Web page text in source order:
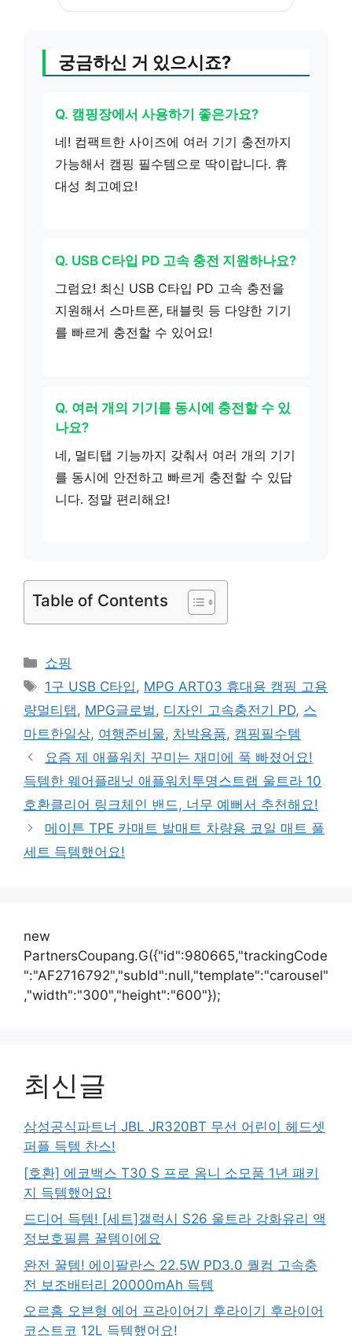
궁금하신 거 있으시죠?
Q. 캠핑장에서 사용하기 좋은가요?
네! 컴팩트한 사이즈에 여러 기기 충전까지
가능해서 캠핑 필수템으로 딱이랍니다. 휴
대성 최고예요!
Q. USB C타입 PD 고속 충전 지원하나요?
그럼요! 최신 USB C타입 PD 고속 충전을
지원해서 스마트폰, 태블릿 등 다양한 기기
를 빠르게 충전할 수 있어요!
Q. 여러 개의 기기를 동시에 충전할 수 있
나요?
네, 멀티탭 기능까지 갖춰서 여러 개의 기기
를 동시에 안전하고 빠르게 충전할 수 있답
니다. 정말 편리해요!
Table of Contents
카
테
리
쇼핑
태
그
1구 USB C타입, MPG ART03 휴대용 캠핑 고용
량멀티탭, MPG글로벌, 디자인 고속충전기 PD, 스
마트한일상, 여행준비물, 차박용품, 캠핑필수템
요즘 제 애플워치 꾸미는 재미에 푹 빠졌어요!
득템한 웨어플래닛 애플워치투명스트랩 울트라 10
호환클리어 링크체인 밴드, 너무 예뻐서 추천해요!
메이튼 TPE 카매트 발매트 차량용 코일 매트 풀
세트 득템했어요!
new
PartnersCoupang.G({"id":980665,"trackingCode
":"AF2716792","subId":null,"template":"carousel"
,"width":"300","height":"600"});
최신글
삼성공식파트너 JBL JR320BT 무선 어린이 헤드셋
퍼플 득템 찬스!
[호환] 에코백스 T30 S 프로 옴니 소모품 1년 패키
지 득템했어요!
드디어 득템! [세트]갤럭시 S26 울트라 강화유리 액
정보호필름 꿀템이에요
완전 꿀템! 에이팔란스 22.5W PD3.0 퀄컴 고속충
전 보조배터리 20000mAh 득템
오르홈 오븐형 에어 프라이어기 후라이기 후라이어
코스트코 12L 득템했어요!